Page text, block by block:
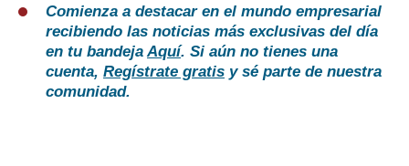
Comienza a destacar en el mundo empresarial
recibiendo las noticias más exclusivas del día
en tu bandejaAquí. Si aún no tienes una
cuenta, Regístrate gratis y sé parte de nuestra
comunidad.